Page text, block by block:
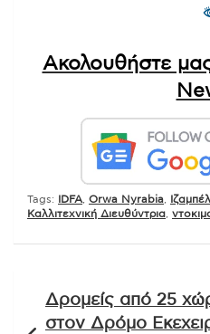
Ακολουθήστε
Tags: IDFA Orwa Nyrabia
Καλλιτεχνική Διευθύντρια
άρθρων
Δρομείς από 25
στον Δρόμο